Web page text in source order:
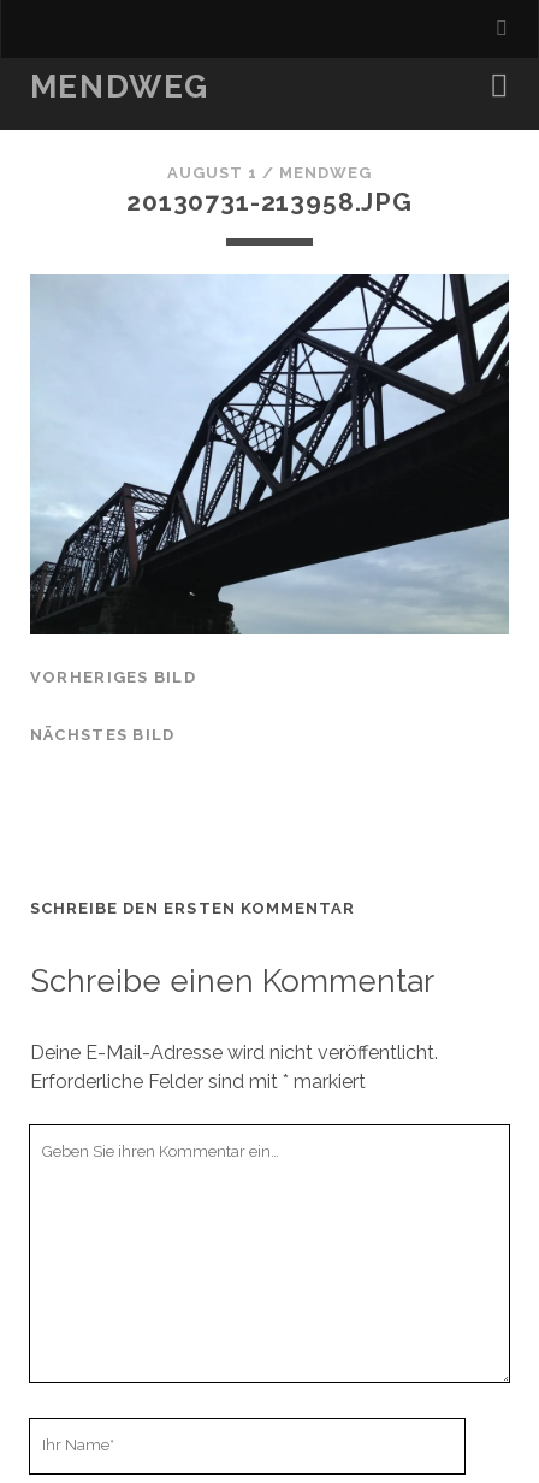
MENDWEG
AUGUST 1 / MENDWEG
20130731-213958.JPG
VORHERIGES BILD
NÄCHSTES BILD
SCHREIBE DEN ERSTEN KOMMENTAR
Schreibe einen Kommentar
Deine E-Mail-Adresse wird nicht veröffentlicht.
Erforderliche Felder sind mit * markiert